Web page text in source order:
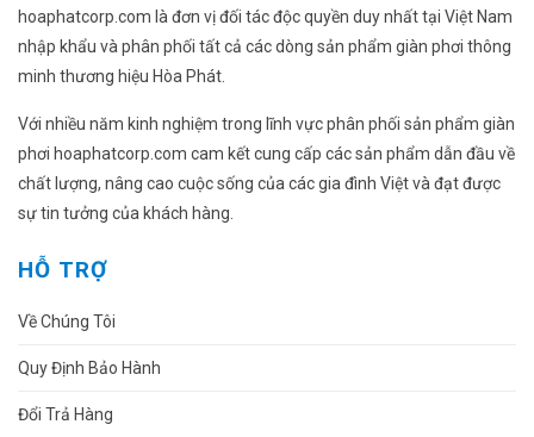
hoaphatcorp.com là đơn vị đối tác độc quyền duy nhất tại Việt Nam
nhập khẩu và phân phối tất cả các dòng sản phẩm giàn phơi thông
minh thương hiệu Hòa Phát.
Với nhiều năm kinh nghiệm trong lĩnh vực phân phối sản phẩm giàn
phơi hoaphatcorp.com cam kết cung cấp các sản phẩm dẫn đầu về
chất lượng, nâng cao cuộc sống của các gia đình Việt và đạt được
sự tin tưởng của khách hàng.
HỖ TRỢ
Về Chúng Tôi
Quy Định Bảo Hành
Đổi Trả Hàng